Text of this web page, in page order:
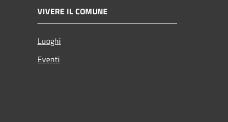
VIVERE IL COMUNE
Luoghi
Eventi